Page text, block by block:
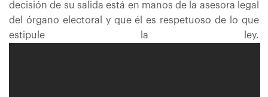
decisión de su salida está en manos de la asesora legal
del órgano electoral y que él es respetuoso de lo que
estipule la ley.